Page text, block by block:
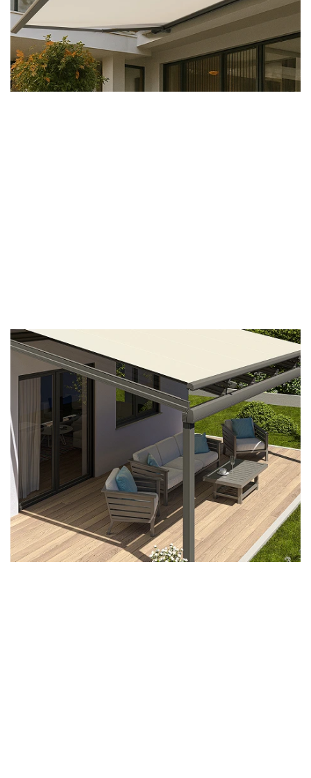
plötzlich aufkommenden Böen.
Das Upgrade: Schatten
bei Sonne, Schutz bei
Wind.
Dieses System fährt die Markise bei
Sonneneinstrahlung automatisch aus – und bei
starkem Wind wieder ein. Sie genießen
angenehmen Schatten, ohne selbst eingreifen
zu müssen.